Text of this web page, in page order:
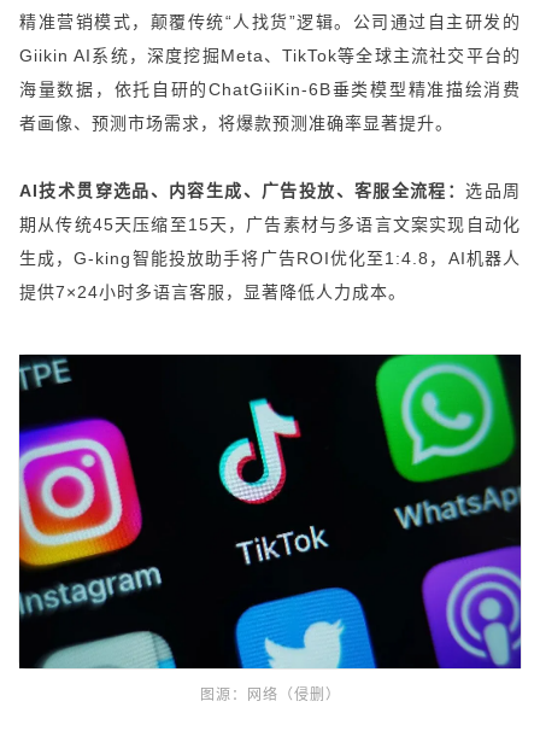
精准营销模式，颠覆传统“人找货”逻辑。公司通过自主研发的
Giikin AI系统，深度挖掘Meta、TikTok等全球主流社交平台的
海量数据，依托自研的ChatGiiKin-6B垂类模型精准描绘消费
者画像、预测市场需求，将爆款预测准确率显著提升。
AI技术贯穿选品、内容生成、广告投放、客服全流程：选品周
期从传统45天压缩至15天，广告素材与多语言文案实现自动化
生成，G-king智能投放助手将广告ROI优化至1:4.8，AI机器人
提供7×24小时多语言客服，显著降低人力成本。
图源： 网络（侵删）